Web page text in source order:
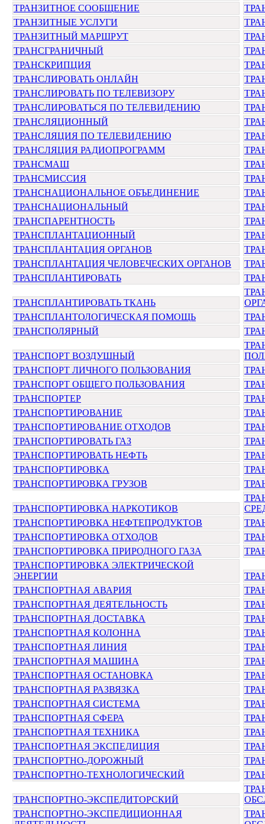
ТРАНЗИТНОЕ СООБЩЕНИЕ
ТРАНЗИТНЫЕ УСЛУГИ
ТРАНЗИТНЫЙ МАРШРУТ
ТРАНСГРАНИЧНЫЙ
ТРАНСКРИПЦИЯ
ТРАНСЛИРОВАТЬ ОНЛАЙН
ТРАНСЛИРОВАТЬ ПО ТЕЛЕВИЗОРУ
ТРАНСЛИРОВАТЬСЯ ПО ТЕЛЕВИДЕНИЮ
ТРАНСЛЯЦИОННЫЙ
ТРАНСЛЯЦИЯ ПО ТЕЛЕВИДЕНИЮ
ТРАНСЛЯЦИЯ РАДИОПРОГРАММ
ТРАНСМАШ
ТРАНСМИССИЯ
ТРАНСНАЦИОНАЛЬНОЕ ОБЪЕДИНЕНИЕ
ТРАНСНАЦИОНАЛЬНЫЙ
ТРАНСПАРЕНТНОСТЬ
ТРАНСПЛАНТАЦИОННЫЙ
ТРАНСПЛАНТАЦИЯ ОРГАНОВ
ТРАНСПЛАНТАЦИЯ ЧЕЛОВЕЧЕСКИХ ОРГАНОВ
ТРАНСПЛАНТИРОВАТЬ
ТРАНСПЛАНТИРОВАТЬ ТКАНЬ
ТРАНСПЛАНТОЛОГИЧЕСКАЯ ПОМОЩЬ
ТРАНСПОЛЯРНЫЙ
ТРАНСПОРТ ВОЗДУШНЫЙ
ТРАНСПОРТ ЛИЧНОГО ПОЛЬЗОВАНИЯ
ТРАНСПОРТ ОБЩЕГО ПОЛЬЗОВАНИЯ
ТРАНСПОРТЕР
ТРАНСПОРТИРОВАНИЕ
ТРАНСПОРТИРОВАНИЕ ОТХОДОВ
ТРАНСПОРТИРОВАТЬ ГАЗ
ТРАНСПОРТИРОВАТЬ НЕФТЬ
ТРАНСПОРТИРОВКА
ТРАНСПОРТИРОВКА ГРУЗОВ
ТРАНСПОРТИРОВКА НАРКОТИКОВ
ТРАНСПОРТИРОВКА НЕФТЕПРОДУКТОВ
ТРАНСПОРТИРОВКА ОТХОДОВ
ТРАНСПОРТИРОВКА ПРИРОДНОГО ГАЗА
ТРАНСПОРТИРОВКА ЭЛЕКТРИЧЕСКОЙ
ЭНЕРГИИ
ТРАНСПОРТНАЯ АВАРИЯ
ТРАНСПОРТНАЯ ДЕЯТЕЛЬНОСТЬ
ТРАНСПОРТНАЯ ДОСТАВКА
ТРАНСПОРТНАЯ КОЛОННА
ТРАНСПОРТНАЯ ЛИНИЯ
ТРАНСПОРТНАЯ МАШИНА
ТРАНСПОРТНАЯ ОСТАНОВКА
ТРАНСПОРТНАЯ РАЗВЯЗКА
ТРАНСПОРТНАЯ СИСТЕМА
ТРАНСПОРТНАЯ СФЕРА
ТРАНСПОРТНАЯ ТЕХНИКА
ТРАНСПОРТНАЯ ЭКСПЕДИЦИЯ
ТРАНСПОРТНО-ДОРОЖНЫЙ
ТРАНСПОРТНО-ТЕХНОЛОГИЧЕСКИЙ
ТРАНСПОРТНО-ЭКСПЕДИТОРСКИЙ
ТРАНСПОРТНО-ЭКСПЕДИЦИОННАЯ